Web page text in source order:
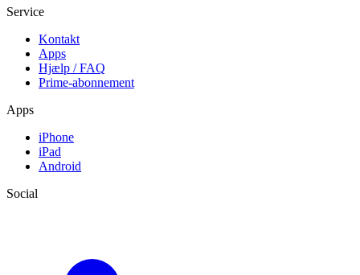
Service
Kontakt
Apps
Hjælp / FAQ
Prime-abonnement
Apps
iPhone
iPad
Android
Social